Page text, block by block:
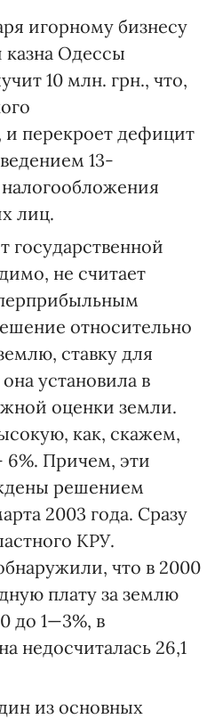
игорному бизнесу
казна Одессы
10 млн. грн., что,
перекроет дефицит
13-
лиц.
государственной
не считает
относительно
ставку для
установила в
оценки земли.
как, скажем,
6%. Причем, эти
решением
2003 года. Сразу
КРУ.
что в 2000
плату за землю
до 1—3%, в
недосчиталась 26,1
из основных